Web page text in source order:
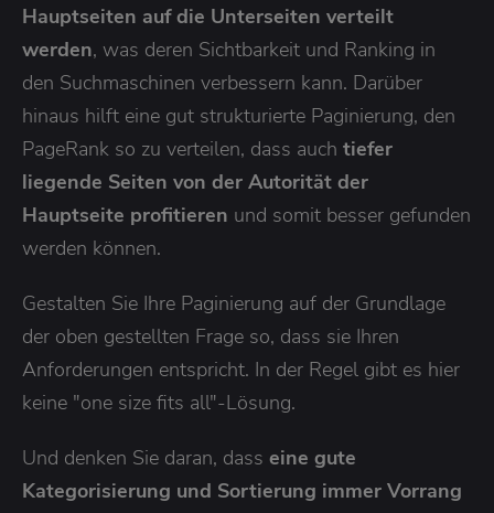
Hauptseiten auf die Unterseiten verteilt
werden, was deren Sichtbarkeit und Ranking in
den Suchmaschinen verbessern kann. Darüber
hinaus hilft eine gut strukturierte Paginierung, den
PageRank so zu verteilen, dass auch tiefer
liegende Seiten von der Autorität der
Hauptseite profitieren und somit besser gefunden
werden können.
Gestalten Sie Ihre Paginierung auf der Grundlage
der oben gestellten Frage so, dass sie Ihren
Anforderungen entspricht. In der Regel gibt es hier
keine "one size fits all"-Lösung.
Und denken Sie daran, dass eine gute
Kategorisierung und Sortierung immer Vorrang